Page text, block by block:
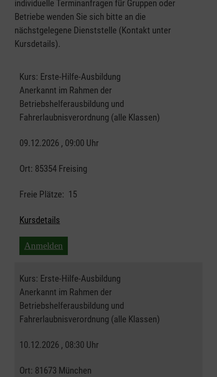
individuelle Terminanfragen für Gruppen oder
Betriebe wenden Sie sich bitte an die
nächstgelegene Dienststelle (Kontakt unter
Kursdetails).
Kurs: Erste-Hilfe-Ausbildung
Anerkannt im Rahmen der
Betriebshelferausbildung und
Fahrerlaubnisverordnung (alle Klassen)
09.12.2026 , 09:00 Uhr
Ort: 85354 Freising
Freie Plätze: 15
Kursdetails
Anmelden
Kurs: Erste-Hilfe-Ausbildung
Anerkannt im Rahmen der
Betriebshelferausbildung und
Fahrerlaubnisverordnung (alle Klassen)
10.12.2026 , 08:30 Uhr
Ort: 81673 München